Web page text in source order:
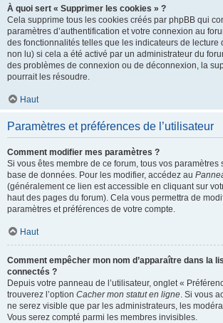
À quoi sert « Supprimer les cookies » ?
Cela supprime tous les cookies créés par phpBB qui
paramètres d’authentification et votre connexion au
des fonctionnalités telles que les indicateurs de lecture
non lu) si cela a été activé par un administrateur du
des problèmes de connexion ou de déconnexion, la
pourrait les résoudre.
Haut
Paramètres et préférences de l’utilisateur
Comment modifier mes paramètres ?
Si vous êtes membre de ce forum, tous vos paramètres
base de données. Pour les modifier, accédez au
(généralement ce lien est accessible en cliquant sur
haut des pages du forum). Cela vous permettra de
paramètres et préférences de votre compte.
Haut
Comment empêcher mon nom d’apparaître dans la
connectés ?
Depuis votre panneau de l’utilisateur, onglet «
trouverez l’option Cacher mon statut en ligne. Si vous
ne serez visible que par les administrateurs, les
Vous serez compté parmi les membres invisibles.